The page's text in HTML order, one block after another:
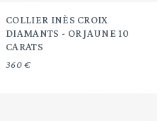
COLLIER INÈS CROIX
DIAMANTS - OR JAUNE 10
CARATS
360 €